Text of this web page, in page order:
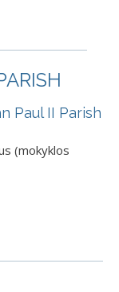
Paul II Parish
(mokyklos